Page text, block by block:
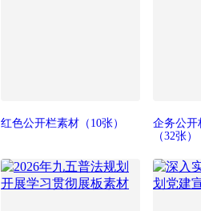
红色公开栏素材 （10张）
企务公开
（32张）